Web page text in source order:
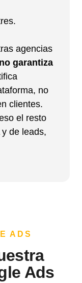
agencias
garantiza
no
clientes.
el resto
de leads,
ADS
Ads